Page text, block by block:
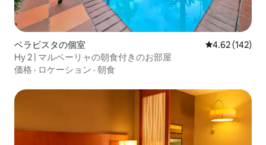
ベラビスタの個室 レビュー142
4.62 (142)
Hy 2 | マルベーリャの朝食付きのお部屋
価格 · ロケーション · 朝食